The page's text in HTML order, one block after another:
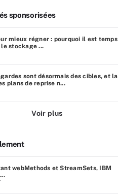
sponsorisées
mieux régner : pourquoi il est temps
le stockage ...
sont désormais des cibles, et la
plans de reprise n...
Voir plus
webMethods et StreamSets, IBM